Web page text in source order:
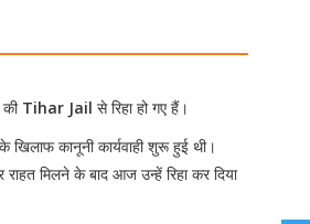
की Tihar Jail से रिहा हो गए हैं।
कानूनी कार्यवाही शुरू हुई थी।
मिलने के बाद आज उन्हें रिहा कर दिया